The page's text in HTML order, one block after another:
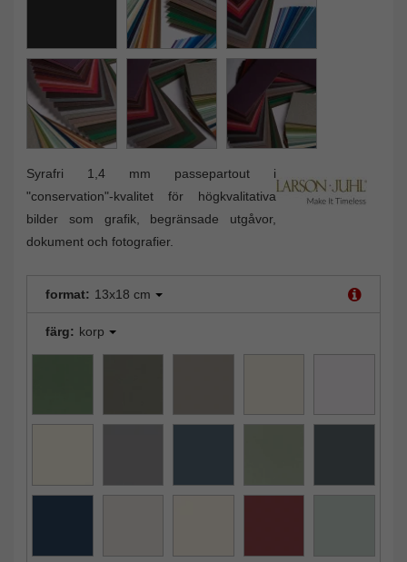
Syrafri 1,4 mm passepartout i
"conservation"-kvalitet för högkvalitativa
bilder som grafik, begränsade utgåvor,
dokument och fotografier.
format: 13x18 cm
färg: korp